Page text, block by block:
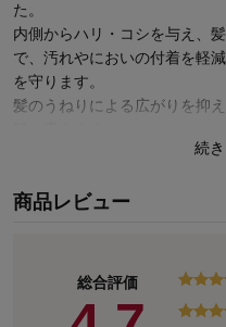
た。
内側からハリ・コシを与え、
で、汚れやにおいの付着を軽
を守ります。
髪のうねりによる広がりを抑
香りは、オレンジ＆ラベンダ
石油系界面活性剤、鉱物油、
◆ETVOS(エトヴォス)
続
商品レビュー
総合評価